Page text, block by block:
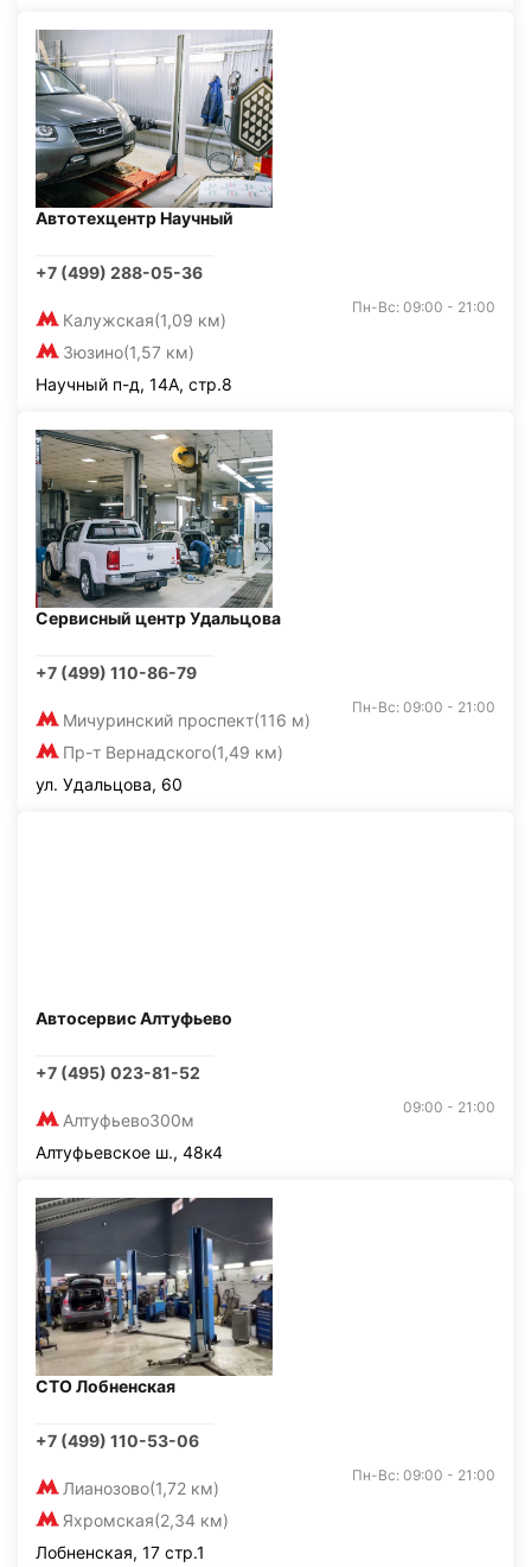
Автотехцентр Научный
+7 (499) 288-05-36
Калужская(1,09 км)
Зюзино(1,57 км)
Пн-Вс: 09:00 - 21:00
Научный п-д, 14А, стр.8
Сервисный центр Удальцова
+7 (499) 110-86-79
Мичуринский проспект(116 м)
Пр-т Вернадского(1,49 км)
Пн-Вс: 09:00 - 21:00
ул. Удальцова, 60
Автосервис Алтуфьево
+7 (495) 023-81-52
Алтуфьево300м
09:00 - 21:00
Алтуфьевское ш., 48к4
СТО Лобненская
+7 (499) 110-53-06
Лианозово(1,72 км)
Яхромская(2,34 км)
Пн-Вс: 09:00 - 21:00
Лобненская, 17 стр.1